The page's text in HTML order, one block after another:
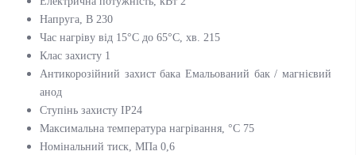
Напруга, В 230
Час нагріву від 15°С до 65°С, хв. 215
Клас захисту 1
Антикорозійний захист бака Емальований бак / магнієвий
анод
Ступінь захисту IP24
Максимальна температура нагрівання, °С 75
Номінальний тиск, МПа 0,6